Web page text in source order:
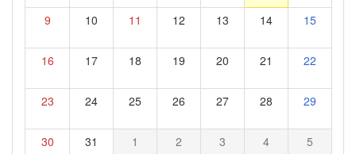
9 10 11 12 13 14 15
16 17 18 19 20 21 22
23 24 25 26 27 28 29
30 31 1 2 3 4 5